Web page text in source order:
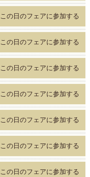
この日のフェアに参加する
この日のフェアに参加する
この日のフェアに参加する
この日のフェアに参加する
この日のフェアに参加する
この日のフェアに参加する
この日のフェアに参加する